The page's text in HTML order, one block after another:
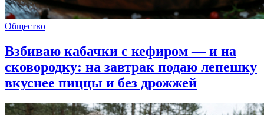
Общество
Взбиваю кабачки с кефиром — и на
сковородку: на завтрак подаю лепешку
вкуснее пиццы и без дрожжей